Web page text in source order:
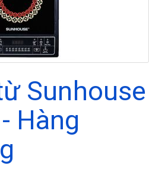
Sunhouse
Hàng